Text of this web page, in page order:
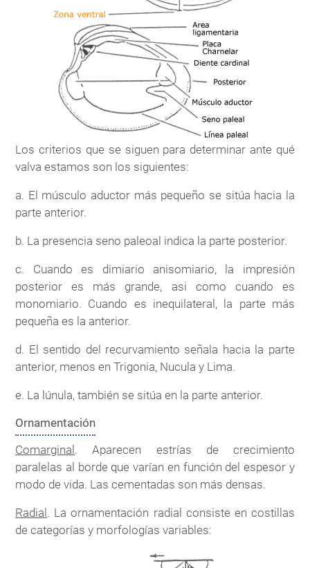
Los criterios que se siguen para determinar ante qué
valva estamos son los siguientes:
a. El músculo aductor más pequeño se sitúa hacia la
parte anterior.
b. La presencia seno paleoal indica la parte posterior.
c. Cuando es dimiario anisomiario, la impresión
posterior es más grande, asi como cuando es
monomiario. Cuando es inequilateral, la parte más
pequeña es la anterior.
d. El sentido del recurvamiento señala hacia la parte
anterior, menos en Trigonia, Nucula y Lima.
e. La lúnula, también se sitúa en la parte anterior.
Ornamentación
Comarginal. Aparecen estrías de crecimiento
paralelas al borde que varían en función del espesor y
modo de vida. Las cementadas son más densas.
Radial. La ornamentación radial consiste en costillas
de categorías y morfologías variables: